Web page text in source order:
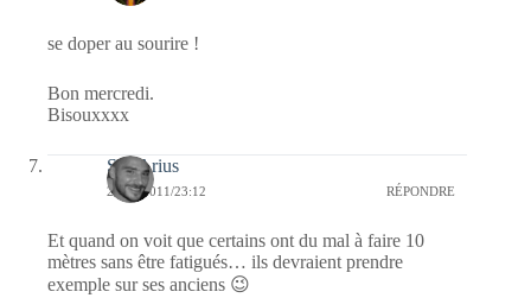
se doper au sourire !
Bon mercredi.
Bisouxxxx
SD-Arius
28/06/2011/23:12 RÉPONDRE
Et quand on voit que certains ont du mal à faire 10
mètres sans être fatigués… ils devraient prendre
exemple sur ses anciens 😉